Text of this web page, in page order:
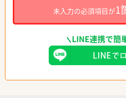
未入力の必須項目が1
LINE連携で簡